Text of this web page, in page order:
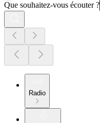
Que souhaitez-vous écouter ?
Radio